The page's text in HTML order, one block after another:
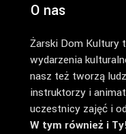
O nas
Żarski Dom Kultury
wydarzenia
nasz też tworzą
instruktorzy i
uczestnicy zajęć i
W tym również i